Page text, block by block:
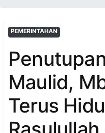
PEMERINTAHAN
Maulid,
Terus